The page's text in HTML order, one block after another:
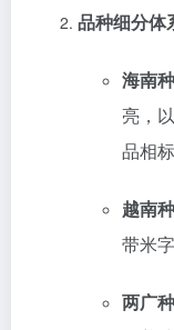
品种细分体
海南种
亮，
品相标
越南种
带米
两广